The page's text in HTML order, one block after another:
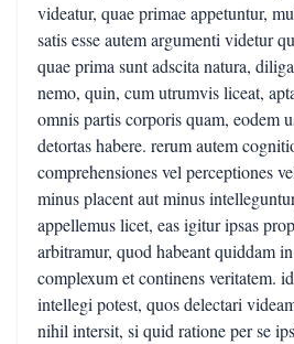
videatur, quae primae appetuntur,
satis esse autem argumenti videtur
quae prima sunt adscita natura,
nemo, quin, cum utrumvis liceat,
omnis partis corporis quam, eodem
detortas habere. rerum autem
comprehensiones vel perceptiones
minus placent aut minus
appellemus licet, eas igitur ipsas
arbitramur, quod habeant quiddam
complexum et continens veritatem.
intellegi potest, quos delectari
nihil intersit, si quid ratione per se